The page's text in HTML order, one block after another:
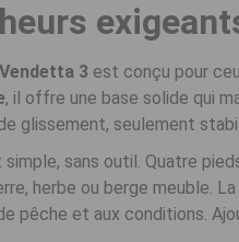
3 est conçu pour
, il offre une base solide qui
glissement, seulement
sans outil. Quatre
herbe ou berge meuble.
pêche et aux conditions.